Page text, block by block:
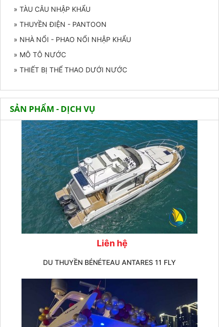
» TÀU CÂU NHẬP KHẨU
» THUYỀN ĐIỆN - PANTOON
» NHÀ NỔI - PHAO NỔI NHẬP KHẨU
» MÔ TÔ NƯỚC
» THIẾT BỊ THỂ THAO DƯỚI NƯỚC
SẢN PHẨM - DỊCH VỤ
Liên hệ
DU THUYỀN BÉNÉTEAU ANTARES 11 FLY